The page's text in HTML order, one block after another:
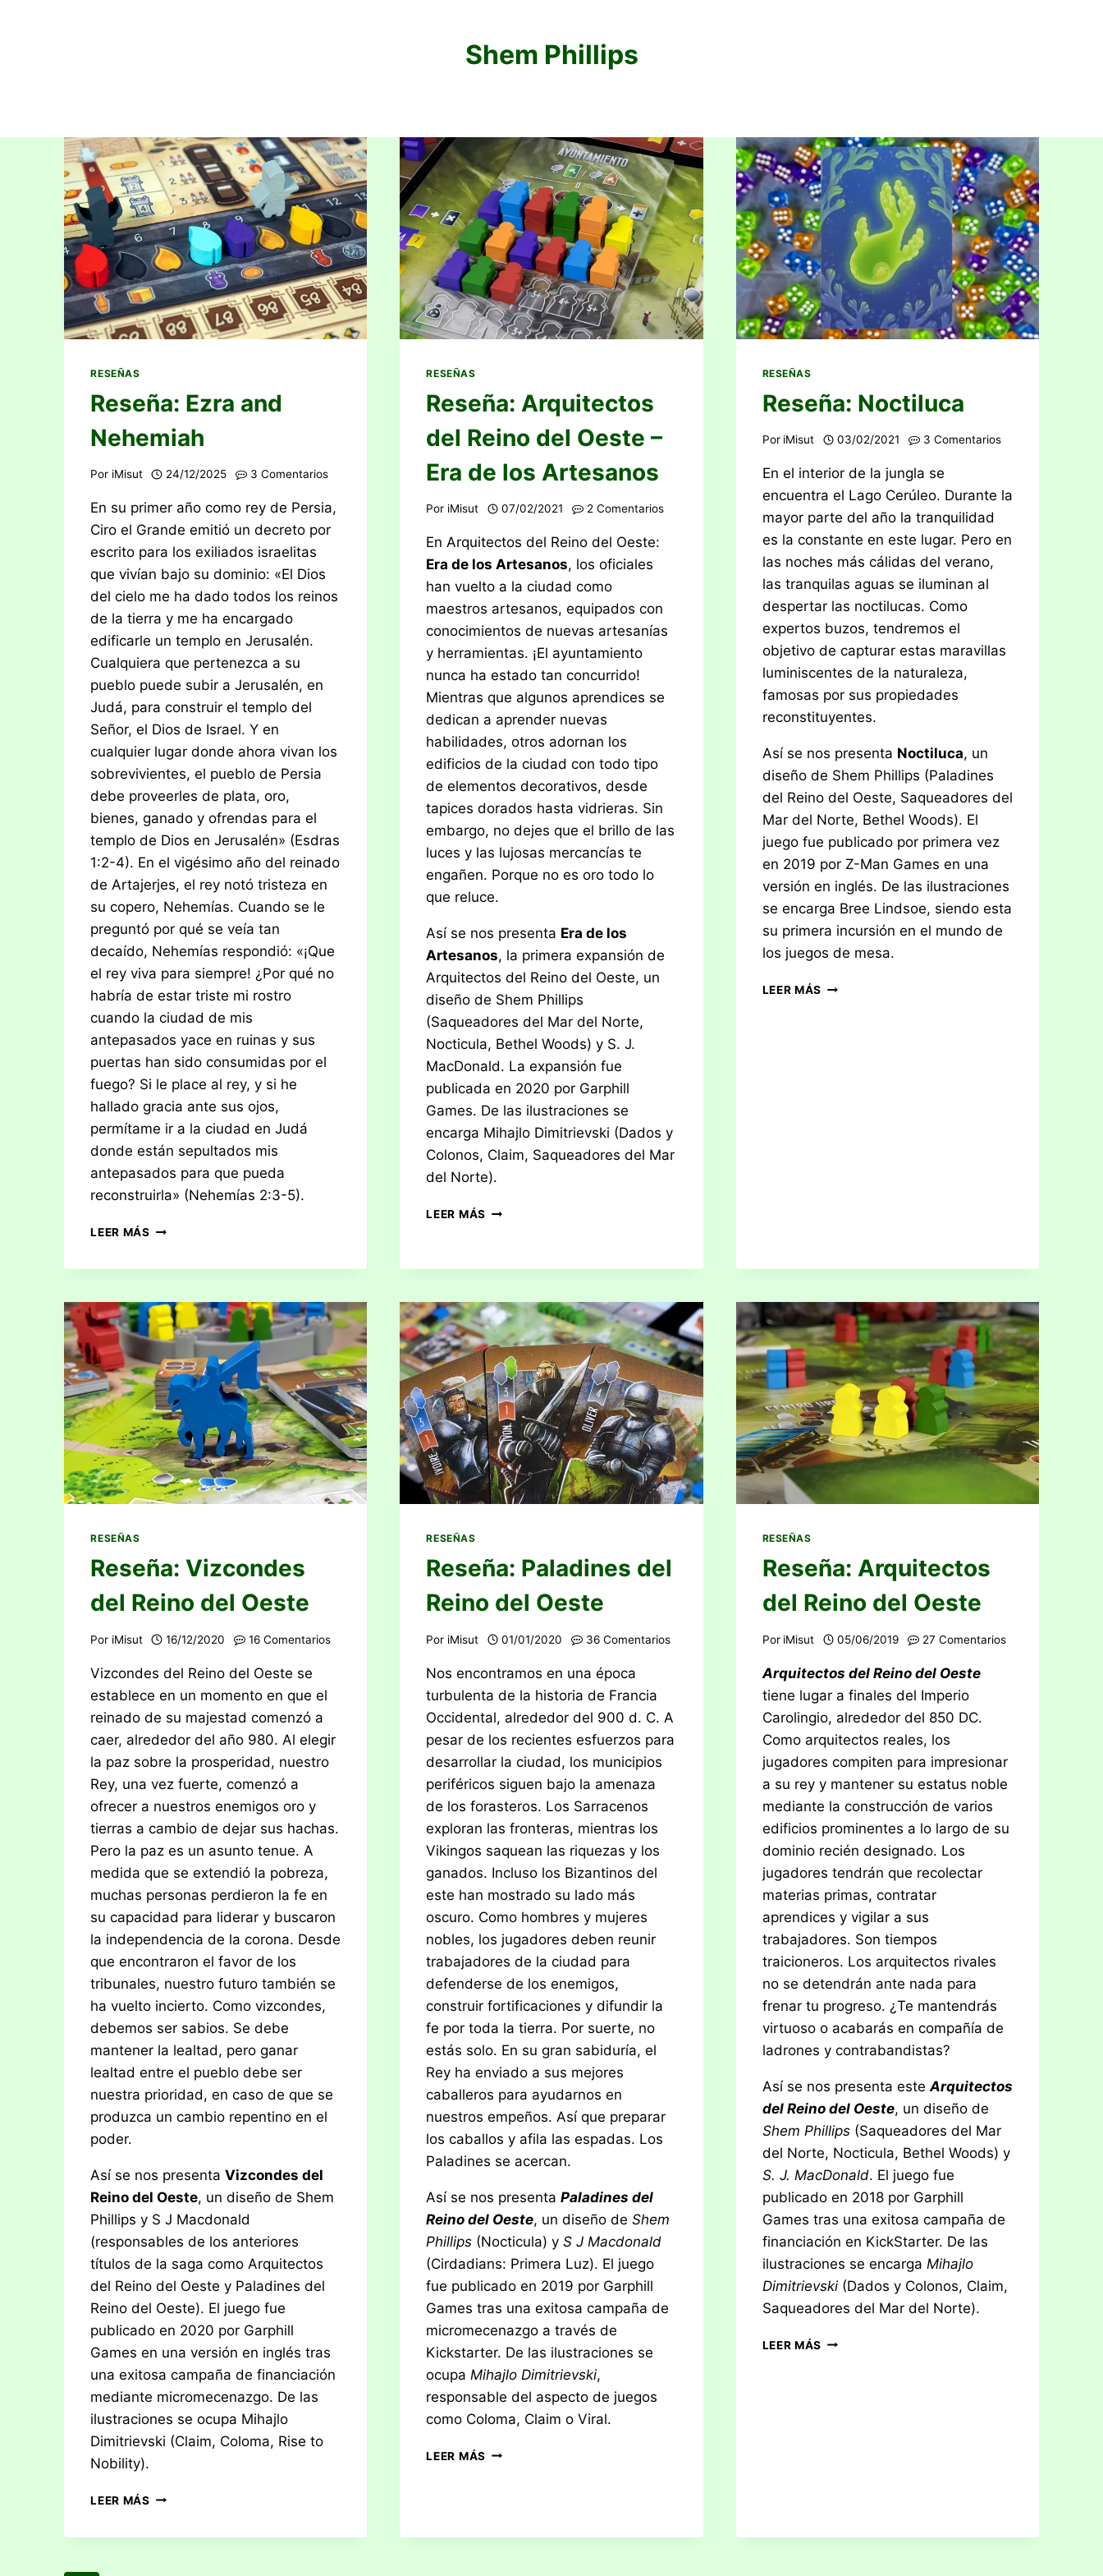
Shem Phillips
RESEÑAS
Reseña: Ezra and
Nehemiah
Por iMisut 24/12/2025 3 Comentarios
En su primer año como rey de Persia,
Ciro el Grande emitió un decreto por
escrito para los exiliados israelitas
que vivían bajo su dominio: «El Dios
del cielo me ha dado todos los reinos
de la tierra y me ha encargado
edificarle un templo en Jerusalén.
Cualquiera que pertenezca a su
pueblo puede subir a Jerusalén, en
Judá, para construir el templo del
Señor, el Dios de Israel. Y en
cualquier lugar donde ahora vivan los
sobrevivientes, el pueblo de Persia
debe proveerles de plata, oro,
bienes, ganado y ofrendas para el
templo de Dios en Jerusalén» (Esdras
1:2-4). En el vigésimo año del reinado
de Artajerjes, el rey notó tristeza en
su copero, Nehemías. Cuando se le
preguntó por qué se veía tan
decaído, Nehemías respondió: «¡Que
el rey viva para siempre! ¿Por qué no
habría de estar triste mi rostro
cuando la ciudad de mis
antepasados yace en ruinas y sus
puertas han sido consumidas por el
fuego? Si le place al rey, y si he
hallado gracia ante sus ojos,
permítame ir a la ciudad en Judá
donde están sepultados mis
antepasados para que pueda
reconstruirla» (Nehemías 2:3-5).
LEER MÁS RESEÑA:
RESEÑAS
Reseña: Arquitectos
del Reino del Oeste –
Era de los Artesanos
Por iMisut 07/02/2021 2 Comentarios
En Arquitectos del Reino del Oeste:
Era de los Artesanos, los oficiales
han vuelto a la ciudad como
maestros artesanos, equipados con
conocimientos de nuevas artesanías
y herramientas. ¡El ayuntamiento
nunca ha estado tan concurrido!
Mientras que algunos aprendices se
dedican a aprender nuevas
habilidades, otros adornan los
edificios de la ciudad con todo tipo
de elementos decorativos, desde
tapices dorados hasta vidrieras. Sin
embargo, no dejes que el brillo de las
luces y las lujosas mercancías te
engañen. Porque no es oro todo lo
que reluce.
Así se nos presenta Era de los
Artesanos, la primera expansión de
Arquitectos del Reino del Oeste, un
diseño de Shem Phillips
(Saqueadores del Mar del Norte,
Nocticula, Bethel Woods) y S. J.
MacDonald. La expansión fue
publicada en 2020 por Garphill
Games. De las ilustraciones se
encarga Mihajlo Dimitrievski (Dados y
Colonos, Claim, Saqueadores del Mar
del Norte).
LEER MÁS RESEÑA:
–
ERA
DE
LOS
ARTESANOS
RESEÑAS
Reseña: Noctiluca
Por iMisut 03/02/2021 3 Comentarios
En el interior de la jungla se
encuentra el Lago Cerúleo. Durante la
mayor parte del año la tranquilidad
es la constante en este lugar. Pero en
las noches más cálidas del verano,
las tranquilas aguas se iluminan al
despertar las noctilucas. Como
expertos buzos, tendremos el
objetivo de capturar estas maravillas
luminiscentes de la naturaleza,
famosas por sus propiedades
reconstituyentes.
Así se nos presenta Noctiluca, un
diseño de Shem Phillips (Paladines
del Reino del Oeste, Saqueadores del
Mar del Norte, Bethel Woods). El
juego fue publicado por primera vez
en 2019 por Z-Man Games en una
versión en inglés. De las ilustraciones
se encarga Bree Lindsoe, siendo esta
su primera incursión en el mundo de
los juegos de mesa.
LEER MÁS RESEÑA:
RESEÑAS
Reseña: Vizcondes
del Reino del Oeste
Por iMisut 16/12/2020 16 Comentarios
Vizcondes del Reino del Oeste se
establece en un momento en que el
reinado de su majestad comenzó a
caer, alrededor del año 980. Al elegir
la paz sobre la prosperidad, nuestro
Rey, una vez fuerte, comenzó a
ofrecer a nuestros enemigos oro y
tierras a cambio de dejar sus hachas.
Pero la paz es un asunto tenue. A
medida que se extendió la pobreza,
muchas personas perdieron la fe en
su capacidad para liderar y buscaron
la independencia de la corona. Desde
que encontraron el favor de los
tribunales, nuestro futuro también se
ha vuelto incierto. Como vizcondes,
debemos ser sabios. Se debe
mantener la lealtad, pero ganar
lealtad entre el pueblo debe ser
nuestra prioridad, en caso de que se
produzca un cambio repentino en el
poder.
Así se nos presentaVizcondes del
Reino del Oeste, un diseño de Shem
Phillips y S J Macdonald
(responsables de los anteriores
títulos de la saga como Arquitectos
del Reino del Oeste y Paladines del
Reino del Oeste). El juego fue
publicado en 2020 por Garphill
Games en una versión en inglés tras
una exitosa campaña de financiación
mediante micromecenazgo. De las
ilustraciones se ocupa Mihajlo
Dimitrievski (Claim, Coloma, Rise to
Nobility).
LEER MÁS RESEÑA:
RESEÑAS
Reseña: Paladines del
Reino del Oeste
Por iMisut 01/01/2020 36 Comentarios
Nos encontramos en una época
turbulenta de la historia de Francia
Occidental, alrededor del 900 d. C. A
pesar de los recientes esfuerzos para
desarrollar la ciudad, los municipios
periféricos siguen bajo la amenaza
de los forasteros. Los Sarracenos
exploran las fronteras, mientras los
Vikingos saquean las riquezas y los
ganados. Incluso los Bizantinos del
este han mostrado su lado más
oscuro. Como hombres y mujeres
nobles, los jugadores deben reunir
trabajadores de la ciudad para
defenderse de los enemigos,
construir fortificaciones y difundir la
fe por toda la tierra. Por suerte, no
estás solo. En su gran sabiduría, el
Rey ha enviado a sus mejores
caballeros para ayudarnos en
nuestros empeños. Así que preparar
los caballos y afila las espadas. Los
Paladines se acercan.
Así se nos presentaPaladines del
Reino del Oeste, un diseño deShem
Phillips (Nocticula) yS J Macdonald
(Cirdadians: Primera Luz). El juego
fue publicado en 2019 por Garphill
Games tras una exitosa campaña de
micromecenazgo a través de
Kickstarter. De las ilustraciones se
ocupa Mihajlo Dimitrievski,
responsable del aspecto de juegos
como Coloma, Claim o Viral.
LEER MÁS RESEÑA:
OESTE
RESEÑAS
Reseña: Arquitectos
del Reino del Oeste
Por iMisut 05/06/2019 27 Comentarios
Arquitectos del Reino del Oeste
tiene lugar a finales del Imperio
Carolingio, alrededor del 850 DC.
Como arquitectos reales, los
jugadores compiten para impresionar
a su rey y mantener su estatus noble
mediante la construcción de varios
edificios prominentes a lo largo de su
dominio recién designado. Los
jugadores tendrán que recolectar
materias primas, contratar
aprendices y vigilar a sus
trabajadores. Son tiempos
traicioneros. Los arquitectos rivales
no se detendrán ante nada para
frenar tu progreso. ¿Te mantendrás
virtuoso o acabarás en compañía de
ladrones y contrabandistas?
Así se nos presenta este Arquitectos
del Reino del Oeste, un diseño de
Shem Phillips(Saqueadores del Mar
del Norte, Nocticula, Bethel Woods) y
S. J. MacDonald. El juego fue
publicado en 2018 por Garphill
Games tras una exitosa campaña de
financiación en KickStarter. De las
ilustraciones se encarga Mihajlo
Dimitrievski(Dados y Colonos, Claim,
Saqueadores del Mar del Norte).
LEER MÁS RESEÑA: